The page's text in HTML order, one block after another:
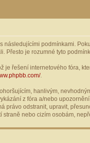
následujícími podmínkami.
Přesto je rozumné tyto
je řešení internetového fóra,
.
hanlivým,
z fóra a/nebo
právo odstranit, upravit,
nebo cizím osobám,